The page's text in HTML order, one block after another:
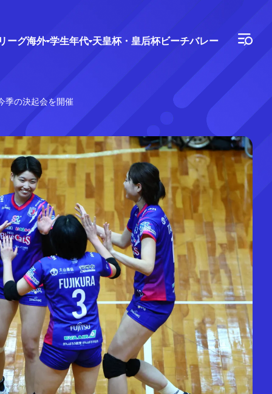
ーグ海外 学生年代 天皇杯・皇后杯ビーチバレー
季の決起会を開催